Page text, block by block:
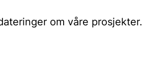
om våre prosjekter.